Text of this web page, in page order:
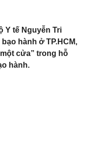
Y tế Nguyễn Tri
hành ở TP.HCM,
cửa” trong hỗ
hành.